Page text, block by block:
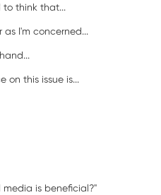
to think that...
as I'm concerned...
on this issue is...
media is beneficial?"